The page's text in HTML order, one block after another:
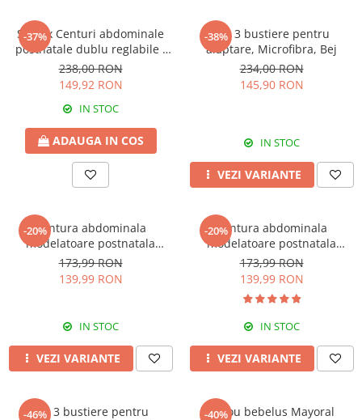
-37%
Set 2 x Centuri abdominale
postnatale dublu reglabile -
Black
238,00 RON
149,92 RON
IN STOC
ADAUGA IN COS
-38%
Set 3 bustiere pentru
alaptare, Microfibra, Bej
234,00 RON
145,90 RON
IN STOC
VEZI VARIANTE
-20%Centura abdominala
modelatoare postnatala
PREMIUM, prindere velcro,
Beige
173,99 RON
139,99 RON
IN STOC
VEZI VARIANTE
-20%Centura abdominala
modelatoare postnatala
PREMIUM, prindere velcro,
Black
173,99 RON
139,99 RON
IN STOC
VEZI VARIANTE
-46%
Set 3 bustiere pentru
-40%
Sacou bebelus Mayoral